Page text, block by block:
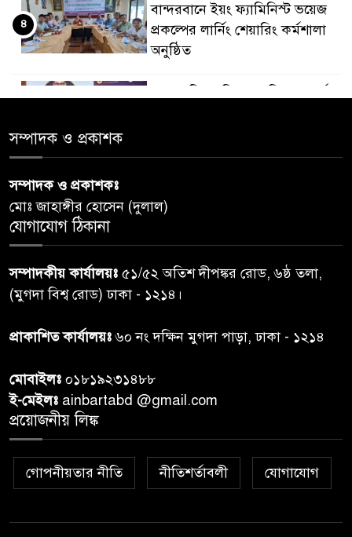
বান্দরবানে ইয়ং ফ্যামিনিস্ট ভয়েজ
প্রকল্পের লার্নিং শেয়ারিং কর্মশালা
অনুষ্ঠিত
৪
পেশ
৬
তদন্ত শেষ পর্যায়ে, দ্রুত চার্জশিট
৭
রাতের মধ্যে ঢাকাসহ ১০ অঞ্চলে
ঝড়বৃষ্টির পূর্বাভাস
৮
প্রধানমন্ত্রীর সঙ্গে দেখা করে স্বপ্নপূরণ
উপহার
৯
২০ আগস্ট রাষ্ট্রপতি নির্বাচন,
১০
সম্পাদক ও প্রকাশক
সম্পাদক ও প্রকাশকঃ
মোঃ জাহাঙ্গীর হোসেন (দুলাল)
যোগাযোগ ঠিকানা
সম্পাদকীয় কার্যালয়ঃ ৫১/৫২ অতিশ দীপঙ্কর রোড, ৬ষ্ঠ তলা,
(মুগদা বিশ্ব রোড) ঢাকা - ১২১৪।
প্রাকাশিত কার্যালয়ঃ৬০ নং দক্ষিন মুগদা পাড়া, ঢাকা - ১২১৪
মোবাইলঃ ০১৮১৯২৩১৪৮৮
ই-মেইলঃ ainbartabd @gmail.com
প্রয়োজনীয় লিঙ্ক
গোপনীয়তার নীতি নীতিশর্তাবলী যোগাযোগ